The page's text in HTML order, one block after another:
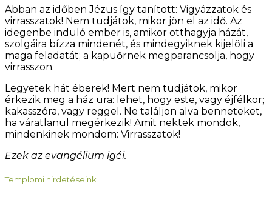
Abban az időben Jézus így tanított: Vigyázzatok és
virrasszatok! Nem tudjátok, mikor jön el az idő. Az
idegenbe induló ember is, amikor otthagyja házát,
szolgáira bízza mindenét, és mindegyiknek kijelöli a
maga feladatát; a kapuőrnek megparancsolja, hogy
virrasszon.
Legyetek hát éberek! Mert nem tudjátok, mikor
érkezik meg a ház ura: lehet, hogy este, vagy éjfélkor;
kakasszóra, vagy reggel. Ne találjon alva benneteket,
ha váratlanul megérkezik! Amit nektek mondok,
mindenkinek mondom: Virrasszatok!
Ezek az evangélium igéi.
Templomi hirdetéseink